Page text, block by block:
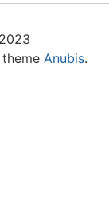
theme Anubis.